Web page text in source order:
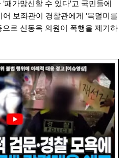
패가망신할 수 있다'고 국민들에
보좌관이 경찰관에게 '목덜미를
로 신동욱 의원이 폭행을 제기하